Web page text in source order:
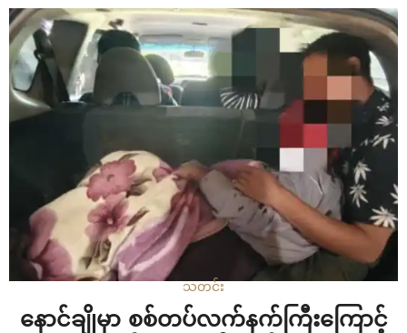
မှုကြောင့်…
သတင်း
နောင်ချိုမှာ စစ်တပ်လက်နက်ကြီးကြောင့်